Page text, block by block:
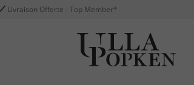
Livraison Offerte - Top Member*